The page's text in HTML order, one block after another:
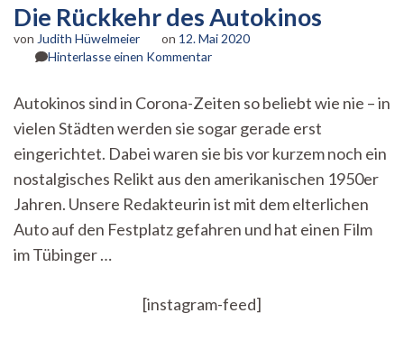
Die Rückkehr des Autokinos
von Judith Hüwelmeier on 12. Mai 2020
Hinterlasse einen Kommentarzu
des
Autokinos
Autokinos sind in Corona-Zeiten so beliebt wie nie – in
vielen Städten werden sie sogar gerade erst
eingerichtet. Dabei waren sie bis vor kurzem noch ein
nostalgisches Relikt aus den amerikanischen 1950er
Jahren. Unsere Redakteurin ist mit dem elterlichen
Auto auf den Festplatz gefahren und hat einen Film
im Tübinger …
[instagram-feed]